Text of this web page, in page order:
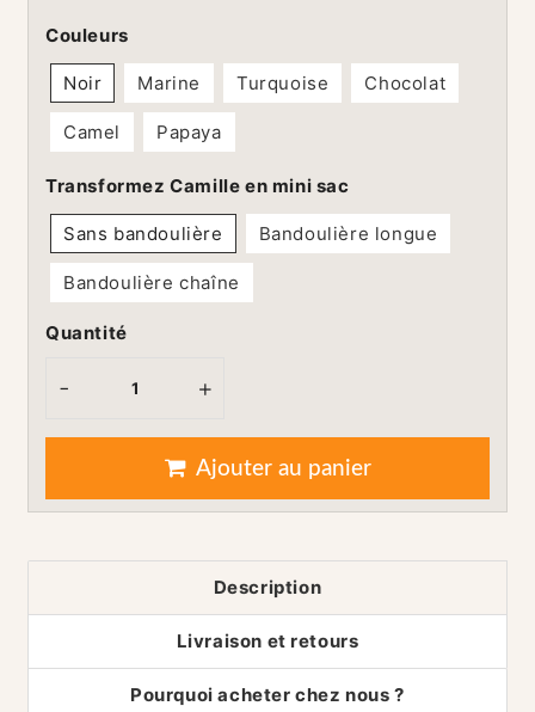
price
Couleurs
Noir Marine Turquoise Chocolat
Camel Papaya
Transformez Camille en mini sac
Sans bandoulière Bandoulière longue
Bandoulière chaîne
Quantité
- +
Ajouter au panier
Description
Livraison et retours
Pourquoi acheter chez nous ?